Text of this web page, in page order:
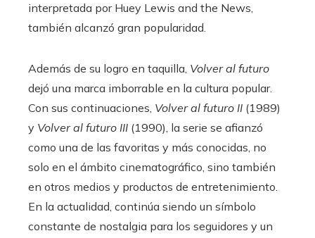
interpretada por Huey Lewis and the News,
también alcanzó gran popularidad.
Además de su logro en taquilla, Volver al futuro
dejó una marca imborrable en la cultura popular.
Con sus continuaciones, Volver al futuro II (1989)
y Volver al futuro III (1990), la serie se afianzó
como una de las favoritas y más conocidas, no
solo en el ámbito cinematográfico, sino también
en otros medios y productos de entretenimiento.
En la actualidad, continúa siendo un símbolo
constante de nostalgia para los seguidores y un